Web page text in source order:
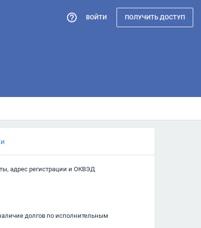
ВОЙТИ ПОЛУЧИТЬ ДОСТУП
адрес регистрации и ОКВЭД
долгов по исполнительным